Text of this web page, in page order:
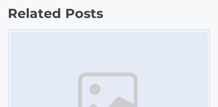
s
Related Posts